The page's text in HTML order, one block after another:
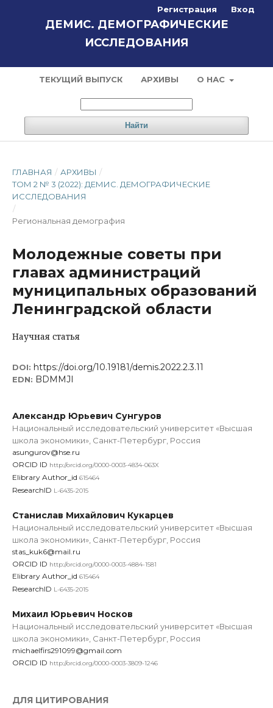
ДЕМИС. ДЕМОГРАФИЧЕСКИЕ
ИССЛЕДОВАНИЯ
ТЕКУЩИЙ ВЫПУСК АРХИВЫ О НАС
Найти
Регистрация Вход
ГЛАВНАЯ / АРХИВЫ /
ТОМ 2 № 3 (2022): ДЕМИС. ДЕМОГРАФИЧЕСКИЕ
ИССЛЕДОВАНИЯ
/
Региональная демография
Молодежные советы при
главах администраций
муниципальных образований
Ленинградской области
Научная статья
DOI: https://doi.org/10.19181/demis.2022.2.3.11
EDN: BDMMJI
Александр Юрьевич Сунгуров
Национальный исследовательский университет «Высшая
школа экономики», Санкт-Петербург, Россия
asungurov@hse.ru
ORCID ID http://orcid.org/0000-0003-4834-063X
Elibrary Author_id 615464
ResearchID L-6435-2015
Станислав Михайлович Кукарцев
Национальный исследовательский университет «Высшая
школа экономики», Санкт-Петербург, Россия
stas_kuk6@mail.ru
ORCID ID http://orcid.org/0000-0003-4884-1581
Elibrary Author_id 615464
ResearchID L-6435-2015
Михаил Юрьевич Носков
Национальный исследовательский университет «Высшая
школа экономики», Санкт-Петербург, Россия
michaelfirs291099@gmail.com
ORCID ID http://orcid.org/0000-0003-3809-1246
ДЛЯ ЦИТИРОВАНИЯ